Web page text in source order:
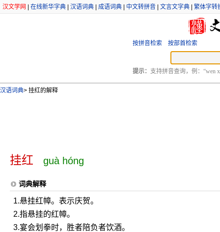
汉文学网 在线新华字典 汉语词典 成语词典 中文转拼音 文言文字典 繁体字转
按拼音检索 按部首检索
提示： 支持拼音查询，例：“wen
汉语词典> 挂红的解释
挂红 guà hóng
词典解释
1.悬挂红幛。表示庆贺。
2.指悬挂的红幛。
3.宴会划拳时，胜者陪负者饮酒。